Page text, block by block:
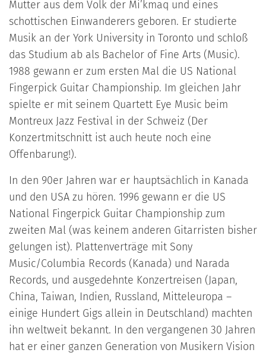
Mutter aus dem Volk der Mi’kmaq und eines
schottischen Einwanderers geboren. Er studierte
Musik an der York University in Toronto und schloß
das Studium ab als Bachelor of Fine Arts (Music).
1988 gewann er zum ersten Mal die US National
Fingerpick Guitar Championship. Im gleichen Jahr
spielte er mit seinem Quartett Eye Music beim
Montreux Jazz Festival in der Schweiz (Der
Konzertmitschnitt ist auch heute noch eine
Offenbarung!).
In den 90er Jahren war er hauptsächlich in Kanada
und den USA zu hören. 1996 gewann er die US
National Fingerpick Guitar Championship zum
zweiten Mal (was keinem anderen Gitarristen bisher
gelungen ist). Plattenverträge mit Sony
Music/Columbia Records (Kanada) und Narada
Records, und ausgedehnte Konzertreisen (Japan,
China, Taiwan, Indien, Russland, Mitteleuropa –
einige Hundert Gigs allein in Deutschland) machten
ihn weltweit bekannt. In den vergangenen 30 Jahren
hat er einer ganzen Generation von Musikern Vision